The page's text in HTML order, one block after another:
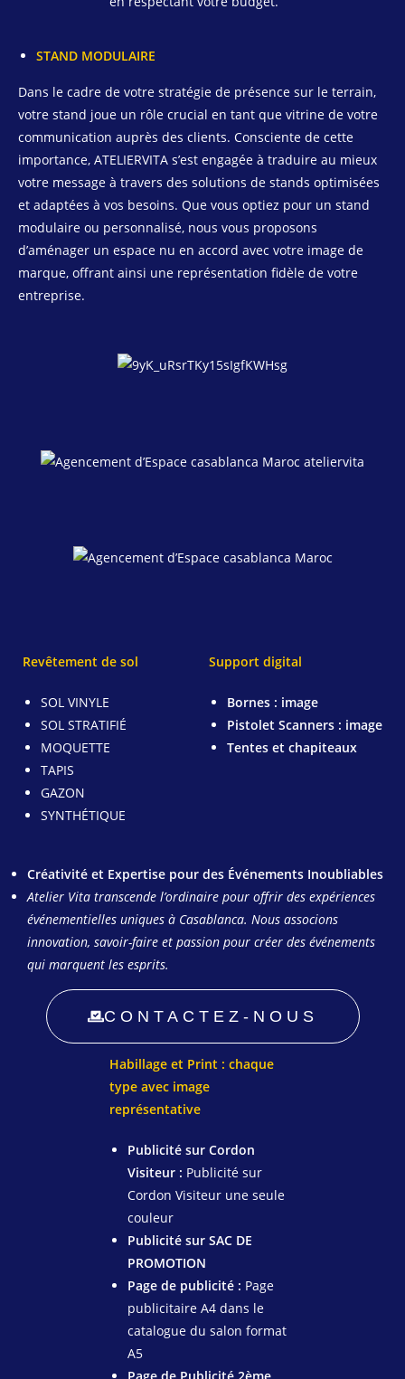
STAND MODULAIRE
Dans le cadre de votre stratégie de présence sur le terrain,
votre stand joue un rôle crucial en tant que vitrine de votre
communication auprès des clients. Consciente de cette
importance, ATELIERVITA s’est engagée à traduire au mieux
votre message à travers des solutions de stands optimisées
et adaptées à vos besoins. Que vous optiez pour un stand
modulaire ou personnalisé, nous vous proposons
d’aménager un espace nu en accord avec votre image de
marque, offrant ainsi une représentation fidèle de votre
entreprise.
Revêtement de sol
SOL VINYLE
SOL STRATIFIÉ
MOQUETTE
TAPIS
GAZON
SYNTHÉTIQUE
Support digital
Bornes : image
Pistolet Scanners : image
Tentes et chapiteaux
Créativité et Expertise pour des Événements Inoubliables
Atelier Vita transcende l’ordinaire pour offrir des expériences
événementielles uniques à Casablanca. Nous associons
innovation, savoir-faire et passion pour créer des événements
qui marquent les esprits.
CONTACTEZ-NOUS
Habillage et Print : chaque
type avec image
représentative
Publicité sur Cordon
Visiteur : Publicité sur
Cordon Visiteur une seule
couleur
Publicité sur SAC DE
PROMOTION
Page de publicité : Page
publicitaire A4 dans le
catalogue du salon format
A5